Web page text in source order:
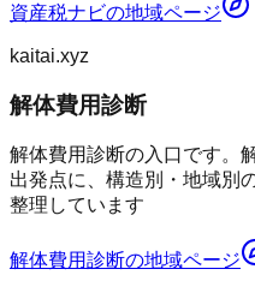
資産税ナビの地域ページ
kaitai.xyz
解体費用診断
解体費用診断の入口です。
出発点に、構造別・地域別
整理しています
解体費用診断の地域ページ